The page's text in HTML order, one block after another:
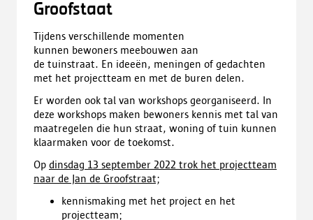
Groofstaat
Tijdens verschillende momenten
kunnen bewoners meebouwen aan
de tuinstraat. En ideeën, meningen of gedachten
met het projectteam en met de buren delen.
Er worden ook tal van workshops georganiseerd. In
deze workshops maken bewoners kennis met tal van
maatregelen die hun straat, woning of tuin kunnen
klaarmaken voor de toekomst.
Op dinsdag 13 september 2022 trok het projectteam
naar de Jan de Groofstraat;
kennismaking met het project en het
projectteam;